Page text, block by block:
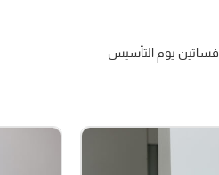
فساتين يوم التأسيس